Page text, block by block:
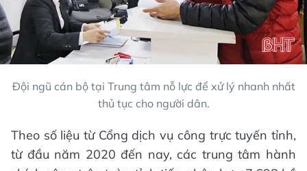
Đội ngũ cán bộ tại Trung tâm nỗ lực để xử lý nhanh nhất
thủ tục cho người dân.
Theo số liệu từ Cổng dịch vụ công trực tuyến tỉnh,
từ đầu năm 2020 đến nay, các trung tâm hành